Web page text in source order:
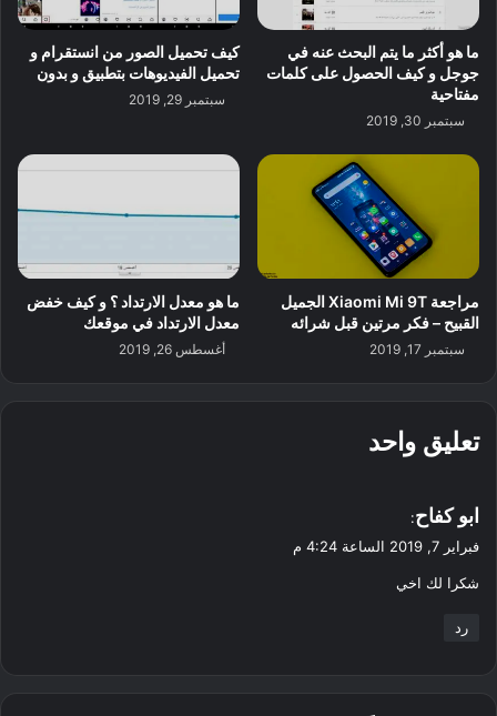
ما هو أكثر ما يتم البحث عنه في
جوجل و كيف الحصول على كلمات
مفتاحية
سبتمبر 30, 2019
كيف تحميل الصور من انستقرام و
تحميل الفيديوهات بتطبيق و بدون
سبتمبر 29, 2019
مراجعة Xiaomi Mi 9T الجميل
القبيح – فكر مرتين قبل شرائه
سبتمبر 17, 2019
ما هو معدل الارتداد ؟ و كيف خفض
معدل الارتداد في موقعك
أغسطس 26, 2019
تعليق واحد
ي
ل
ابو كفاح:
فبراير 7, 2019 الساعة 4:24 م
شكرا لك اخي
رد